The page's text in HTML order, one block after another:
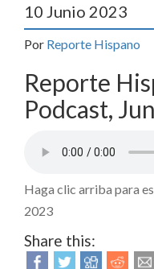
10 Junio 2023
Por Reporte Hispano
Reporte
Podcast,
Haga clic arriba para
2023
Share this: